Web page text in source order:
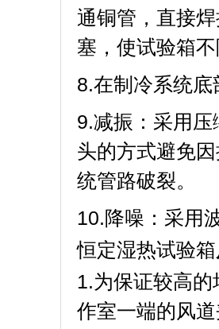
通铜管，直
塞，使试验
8.在制冷系统底部
9.减振：采
头的方式避免因
统管路破裂。
10.降噪：采
恒定湿热试验箱
1.为保证较高的
作室一端的风道夹